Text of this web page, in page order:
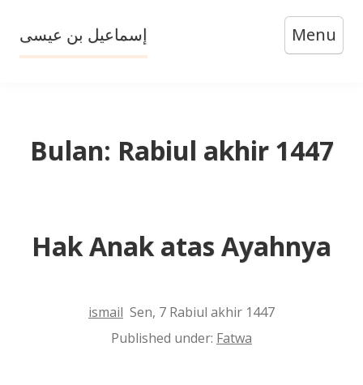
content
إسماعيل بن عيسى Menu
Bulan: Rabiul akhir 1447
Hak Anak atas Ayahnya
ismail Sen, 7 Rabiul akhir 1447
Published under: Fatwa